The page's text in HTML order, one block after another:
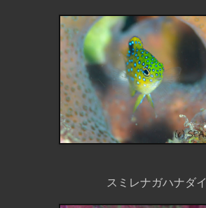
スミレナガハナダイ